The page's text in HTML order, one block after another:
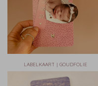
LABELKAART | GOUDFOLIE